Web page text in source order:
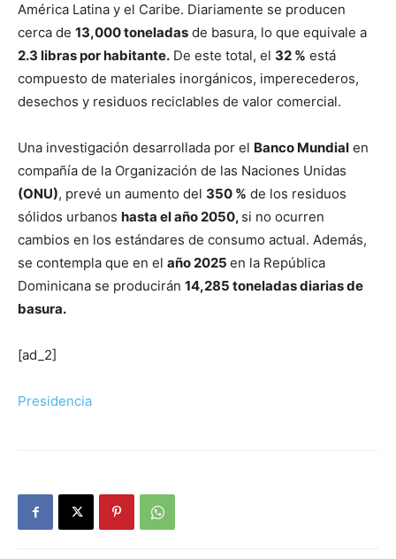
América Latina y el Caribe. Diariamente se producen
cerca de 13,000 toneladas de basura, lo que equivale a
2.3 libras por habitante. De este total, el 32 % está
compuesto de materiales inorgánicos, imperecederos,
desechos y residuos reciclables de valor comercial.
Una investigación desarrollada por el Banco Mundial en
compañía de la Organización de las Naciones Unidas
(ONU), prevé un aumento del 350 % de los residuos
sólidos urbanos hasta el año 2050, si no ocurren
cambios en los estándares de consumo actual. Además,
se contempla que en el año 2025 en la República
Dominicana se producirán 14,285 toneladas diarias de
basura.
[ad_2]
Presidencia